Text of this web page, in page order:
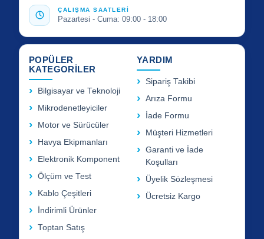
ÇALIŞMA SAATLERİ
Pazartesi - Cuma: 09:00 - 18:00
POPÜLER
KATEGORİLER
Bilgisayar ve Teknoloji
Mikrodenetleyiciler
Motor ve Sürücüler
Havya Ekipmanları
Elektronik Komponent
Ölçüm ve Test
Kablo Çeşitleri
İndirimli Ürünler
Toptan Satış
YARDIM
Sipariş Takibi
Arıza Formu
İade Formu
Müşteri Hizmetleri
Garanti ve İade
Koşulları
Üyelik Sözleşmesi
Ücretsiz Kargo